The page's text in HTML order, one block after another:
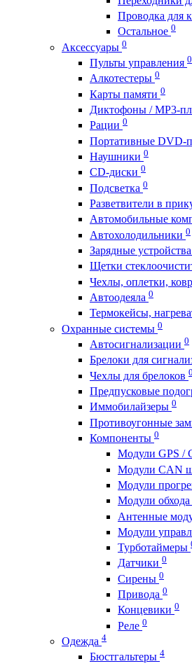
Проводка для
Остальное 0
Аксессуары 0
Пульты управления 0
Алкотестеры 0
Карты памяти 0
Диктофоны / MP3-
Рации 0
Портативные DVD-
Наушники 0
CD-диски 0
Подсветка 0
Разветвители в
Автомобильные
Автохолодильники 0
Зарядные устройства
Щетки
Чехлы, оплетки,
Автоодеяла 0
Термокейсы,
Охранные системы 0
Автосигнализации 0
Брелоки для
Чехлы для брелоков 0
Предпусковые
Иммобилайзеры 0
Противоугонные
Компоненты 0
Модули GPS /
Модули CAN
Модули
Модули
Антенные
Модули
Турботаймеры
Датчики 0
Сирены 0
Привода 0
Концевики 0
Реле 0
Одежда 4
Бюстгальтеры 4